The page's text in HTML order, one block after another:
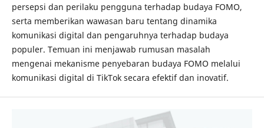
persepsi dan perilaku pengguna terhadap budaya FOMO,
serta memberikan wawasan baru tentang dinamika
komunikasi digital dan pengaruhnya terhadap budaya
populer. Temuan ini menjawab rumusan masalah
mengenai mekanisme penyebaran budaya FOMO melalui
komunikasi digital di TikTok secara efektif dan inovatif.